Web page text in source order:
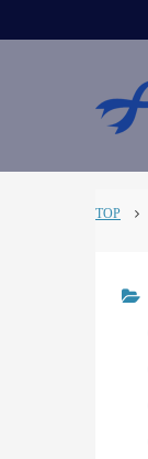
TOP